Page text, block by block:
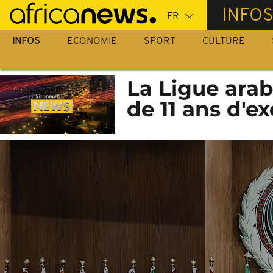
Passer
au
contenu
INFOS
INFOS ECONOMIE SPORT CULTURE
La Ligue
de 11 ans